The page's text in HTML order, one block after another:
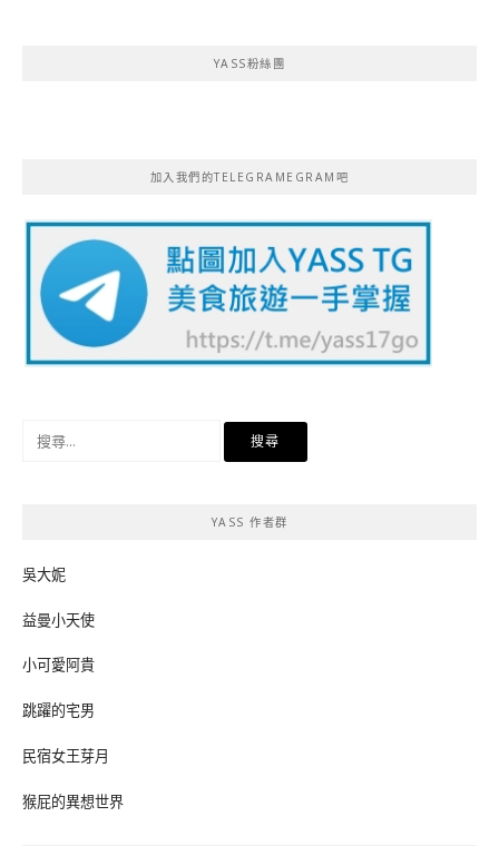
YASS粉絲團
加入我們的TELEGRAMEGRAM吧
YASS 作者群
吳大妮
益曼小天使
小可愛阿貴
跳躍的宅男
民宿女王芽月
猴屁的異想世界